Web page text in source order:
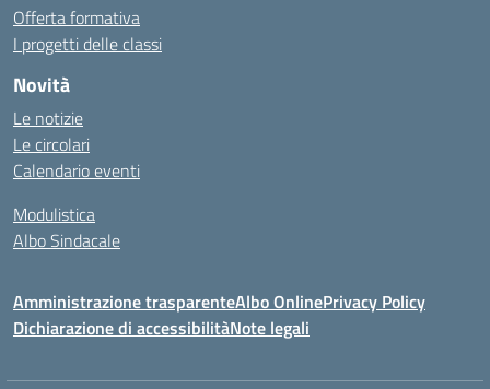
Offerta formativa
I progetti delle classi
Novità
Le notizie
Le circolari
Calendario eventi
Modulistica
Albo Sindacale
Amministrazione trasparenteAlbo OnlinePrivacy Policy
Dichiarazione di accessibilitàNote legali